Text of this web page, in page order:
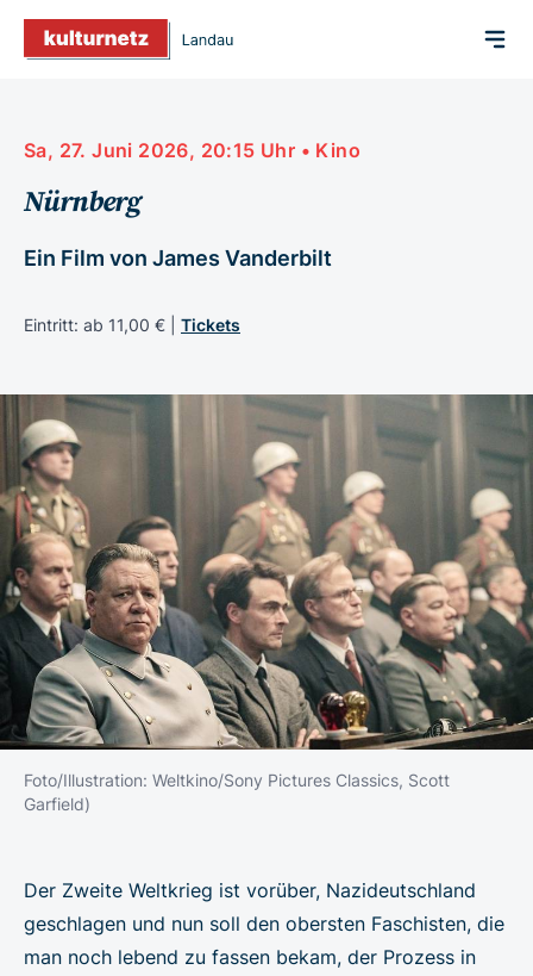
Sa, 27. Juni 2026, 20:15 Uhr • Kino
Nürnberg
Ein Film von James Vanderbilt
Eintritt: ab 11,00 € | Tickets
Foto/Illustration: Weltkino/Sony Pictures Classics, Scott
Garfield)
Der Zweite Weltkrieg ist vorüber, Nazideutschland
geschlagen und nun soll den obersten Faschisten, die
man noch lebend zu fassen bekam, der Prozess in